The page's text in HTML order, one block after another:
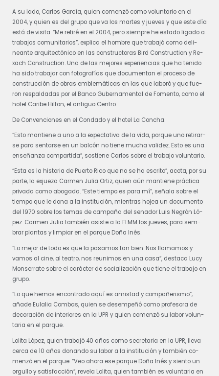
A su la­do, Car­los Gar­cía, quien co­men­zó como vo­lun­ta­rio en el
2004, y quien es del gru­po que va los mar­tes y jue­ves y que es­te día
es­tá de vi­si­ta. “Me re­ti­ré en el 2004, pe­ro siem­pre he es­ta­do li­ga­do a
tra­ba­jos co­mu­ni­ta­rios”, ex­pli­ca el hom­bre que tra­ba­jó como de­li­
nean­te ar­qui­tec­tó­ni­co en las cons­truc­to­ras Bird Cons­truc­tion y Re­
xach Cons­truc­tion. Una de las me­jo­res ex­pe­rien­cias que ha te­ni­do
ha si­do tra­ba­jar con fo­to­gra­fías que do­cu­men­tan el pro­ce­so de
cons­truc­ción de obras em­ble­má­ti­cas en las que la­bo­ró y que fue­
ron res­pal­da­das por el Ban­co Gu­ber­na­men­tal de Fo­men­to, como el
ho­tel Ca­ri­be Hil­ton, el an­ti­guo Cen­tro
De Con­ven­cio­nes en el Con­da­do y el ho­tel La Con­cha.
“Es­to man­tie­ne a uno a la ex­pec­ta­ti­va de la vi­da, por­que uno re­ti­rar­
se pa­ra sen­tar­se en un bal­cón no tie­ne mu­cha va­li­dez. Es­to es una
en­se­ñan­za com­par­ti­da”, sos­tie­ne Car­los so­bre el tra­ba­jo vo­lun­ta­rio.
“Es­ta es la his­to­ria de Puer­to Ri­co que no se ha es­cri­to”, aco­ta, por su
par­te, la ex­jue­za Carmen Ju­lia Or­tiz, quien aún man­tie­ne prác­ti­ca
pri­va­da como abo­ga­da. “Es­te tiem­po es pa­ra mí”, se­ña­la so­bre el
tiem­po que le do­na a la ins­ti­tu­ción, mien­tras ho­jea un do­cu­men­to
del 1970 so­bre los te­mas de cam­pa­ña del se­na­dor Luis Ne­grón Ló­
pez. Carmen Ju­lia tam­bién asis­te a la FLMM los jue­ves, pa­ra sem­
brar plan­tas y lim­piar en el par­que Do­ña Inés.
“Lo me­jor de to­do es que la pa­sa­mos tan bien. Nos lla­ma­mos y
vamos al ci­ne, al tea­tro, nos reuni­mos en una ca­sa”, des­ta­ca Lucy
Mon­se­rra­te so­bre el ca­rác­ter de so­cia­li­za­ción que tie­ne el tra­ba­jo en
gru­po.
“Lo que he­mos en­con­tra­do aquí es amistad y com­pa­ñe­ris­mo”,
aña­de Eu­la­lia Com­bas, quien se desem­pe­ñó como pro­fe­so­ra de
de­co­ra­ción de in­te­rio­res en la UPR y quien co­men­zó su la­bor vo­lun­
ta­ria en el par­que.
Lolita Ló­pez, quien tra­ba­jó 40 años como se­cre­ta­ria en la UPR, lle­va
cer­ca de 10 años do­nan­do su la­bor a la ins­ti­tu­ción y tam­bién co­
men­zó en el par­que. “Veo aho­ra ese par­que Do­ña Inés y sien­to un
or­gu­llo y sa­tis­fac­ción”, re­ve­la Lolita, quien tam­bién es vo­lun­ta­ria en